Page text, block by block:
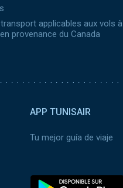
applicables aux vols à
provenance du Canada
APP TUNISAIR
Tu mejor guía de viaje